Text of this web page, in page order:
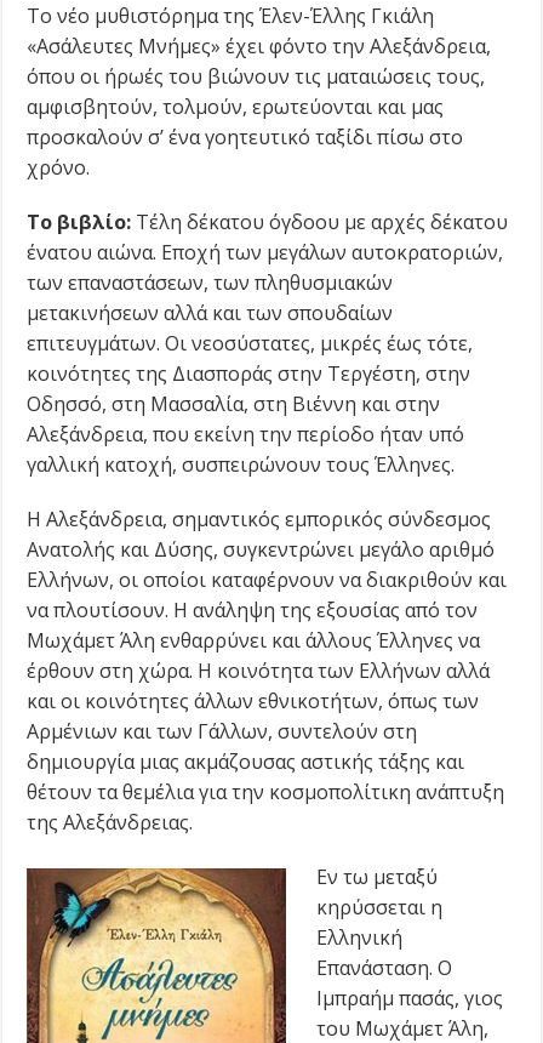
Το νέο μυθιστόρημα της Έλεν-Έλλης Γκιάλη
«Ασάλευτες Μνήμες» έχει φόντο την Αλεξάνδρεια,
όπου οι ήρωές του βιώνουν τις ματαιώσεις τους,
αμφισβητούν, τολμούν, ερωτεύονται και μας
προσκαλούν σ’ ένα γοητευτικό ταξίδι πίσω στο
χρόνο.
Το βιβλίο: Τέλη δέκατου όγδοου με αρχές δέκατου
ένατου αιώνα. Εποχή των μεγάλων αυτοκρατοριών,
των επαναστάσεων, των πληθυσμιακών
μετακινήσεων αλλά και των σπουδαίων
επιτευγμάτων. Οι νεοσύστατες, μικρές έως τότε,
κοινότητες της Διασποράς στην Τεργέστη, στην
Οδησσό, στη Μασσαλία, στη Βιέννη και στην
Αλεξάνδρεια, που εκείνη την περίοδο ήταν υπό
γαλλική κατοχή, συσπειρώνουν τους Έλληνες.
Η Αλεξάνδρεια, σημαντικός εμπορικός σύνδεσμος
Ανατολής και Δύσης, συγκεντρώνει μεγάλο αριθμό
Ελλήνων, οι οποίοι καταφέρνουν να διακριθούν και
να πλουτίσουν. Η ανάληψη της εξουσίας από τον
Μωχάμετ Άλη ενθαρρύνει και άλλους Έλληνες να
έρθουν στη χώρα. Η κοινότητα των Ελλήνων αλλά
και οι κοινότητες άλλων εθνικοτήτων, όπως των
Αρμένιων και των Γάλλων, συντελούν στη
δημιουργία μιας ακμάζουσας αστικής τάξης και
θέτουν τα θεμέλια για την κοσμοπολίτικη ανάπτυξη
της Αλεξάνδρειας.
Εν τω μεταξύ
κηρύσσεται η
Ελληνική
Επανάσταση. Ο
Ιμπραήμ πασάς, γιος
του Μωχάμετ Άλη,